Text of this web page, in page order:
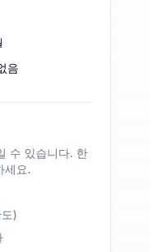
음
수 있습니다. 한
세요.
)